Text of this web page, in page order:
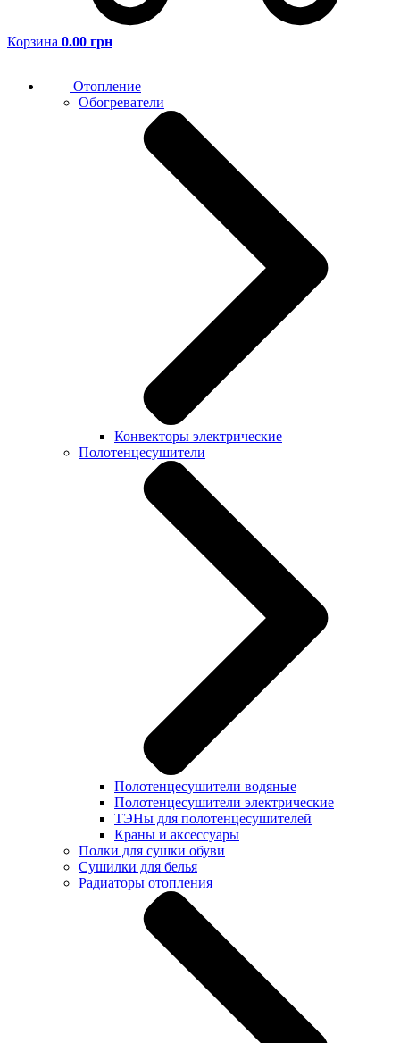
Корзина 0.00 грн
Отопление
Обогреватели
Конвекторы электрические
Полотенцесушители
Полотенцесушители водяные
Полотенцесушители электрические
ТЭНы для полотенцесушителей
Краны и аксессуары
Полки для сушки обуви
Сушилки для белья
Радиаторы отопления